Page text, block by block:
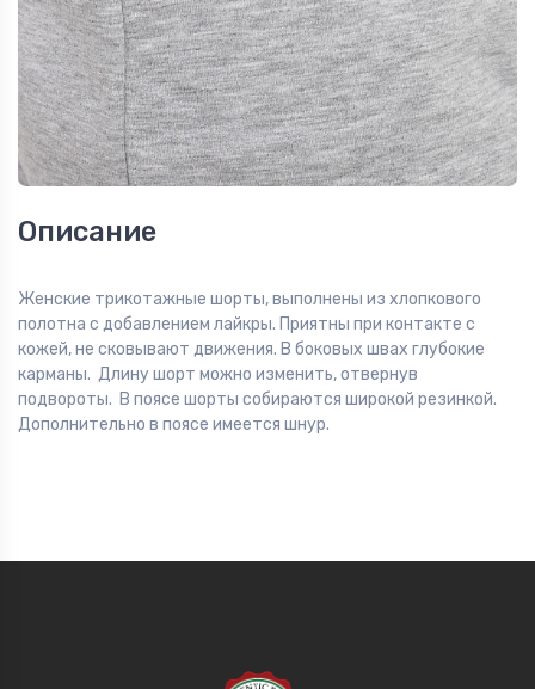
Описание
Женские трикотажные шорты, выполнены из хлопкового
полотна с добавлением лайкры. Приятны при контакте с
кожей, не сковывают движения. В боковых швах глубокие
карманы. Длину шорт можно изменить, отвернув
подвороты. В поясе шорты собираются широкой резинкой.
Дополнительно в поясе имеется шнур.